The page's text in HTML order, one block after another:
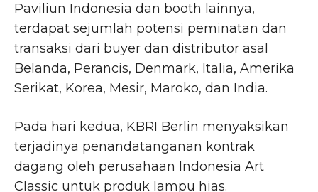
Paviliun Indonesia dan booth lainnya,
terdapat sejumlah potensi peminatan dan
transaksi dari buyer dan distributor asal
Belanda, Perancis, Denmark, Italia, Amerika
Serikat, Korea, Mesir, Maroko, dan India.
Pada hari kedua, KBRI Berlin menyaksikan
terjadinya penandatanganan kontrak
dagang oleh perusahaan Indonesia Art
Classic untuk produk lampu hias.